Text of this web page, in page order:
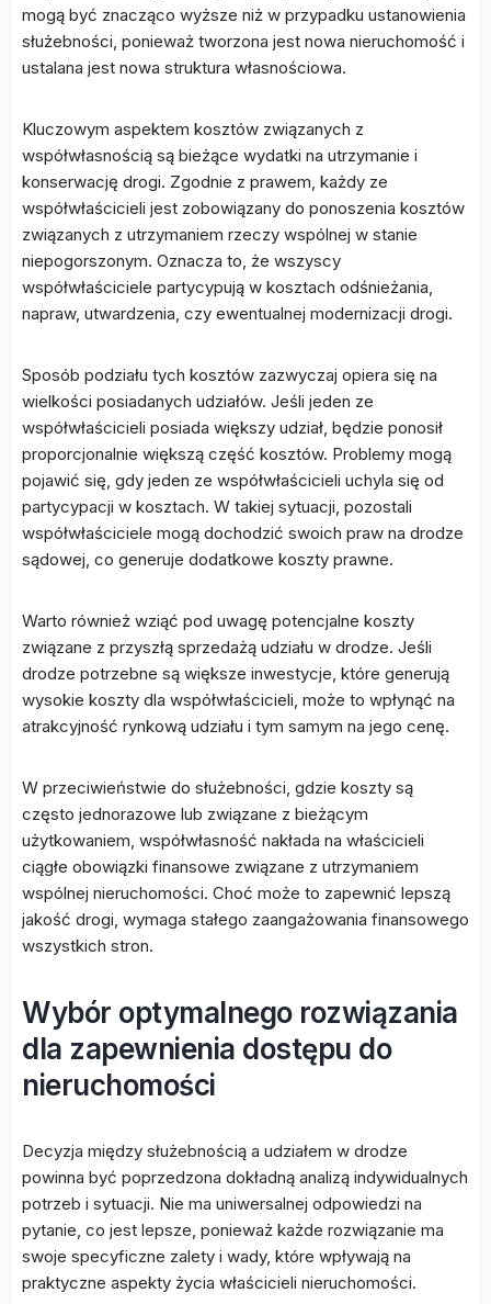
mogą być znacząco wyższe niż w przypadku ustanowienia
służebności, ponieważ tworzona jest nowa nieruchomość i
ustalana jest nowa struktura własnościowa.
Kluczowym aspektem kosztów związanych z
współwłasnością są bieżące wydatki na utrzymanie i
konserwację drogi. Zgodnie z prawem, każdy ze
współwłaścicieli jest zobowiązany do ponoszenia kosztów
związanych z utrzymaniem rzeczy wspólnej w stanie
niepogorszonym. Oznacza to, że wszyscy
współwłaściciele partycypują w kosztach odśnieżania,
napraw, utwardzenia, czy ewentualnej modernizacji drogi.
Sposób podziału tych kosztów zazwyczaj opiera się na
wielkości posiadanych udziałów. Jeśli jeden ze
współwłaścicieli posiada większy udział, będzie ponosił
proporcjonalnie większą część kosztów. Problemy mogą
pojawić się, gdy jeden ze współwłaścicieli uchyla się od
partycypacji w kosztach. W takiej sytuacji, pozostali
współwłaściciele mogą dochodzić swoich praw na drodze
sądowej, co generuje dodatkowe koszty prawne.
Warto również wziąć pod uwagę potencjalne koszty
związane z przyszłą sprzedażą udziału w drodze. Jeśli
drodze potrzebne są większe inwestycje, które generują
wysokie koszty dla współwłaścicieli, może to wpłynąć na
atrakcyjność rynkową udziału i tym samym na jego cenę.
W przeciwieństwie do służebności, gdzie koszty są
często jednorazowe lub związane z bieżącym
użytkowaniem, współwłasność nakłada na właścicieli
ciągłe obowiązki finansowe związane z utrzymaniem
wspólnej nieruchomości. Choć może to zapewnić lepszą
jakość drogi, wymaga stałego zaangażowania finansowego
wszystkich stron.
Wybór optymalnego rozwiązania
dla zapewnienia dostępu do
nieruchomości
Decyzja między służebnością a udziałem w drodze
powinna być poprzedzona dokładną analizą indywidualnych
potrzeb i sytuacji. Nie ma uniwersalnej odpowiedzi na
pytanie, co jest lepsze, ponieważ każde rozwiązanie ma
swoje specyficzne zalety i wady, które wpływają na
praktyczne aspekty życia właścicieli nieruchomości.